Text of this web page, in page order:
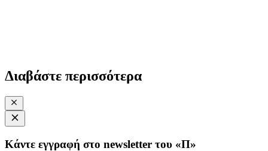
Διαβάστε περισσότερα
Κάντε εγγραφή στο newsletter του «Π»